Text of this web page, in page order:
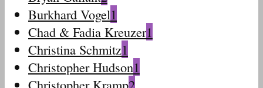
Burkhard Vogel1
Chad & Fadia Kreuzer1
Christina Schmitz1
Christopher Hudson1